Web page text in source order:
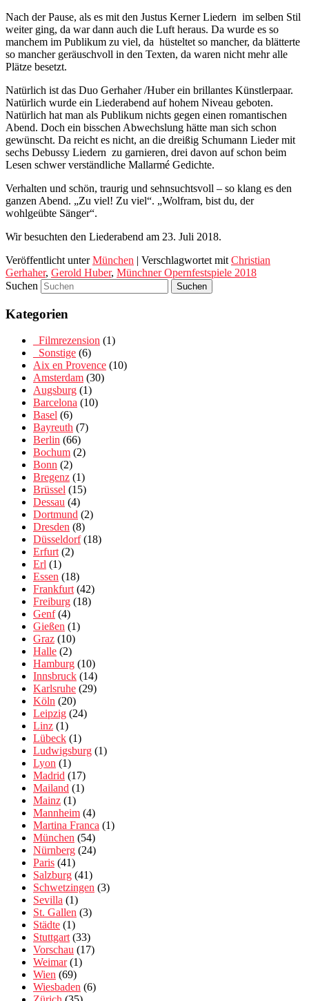
Nach der Pause, als es mit den Justus Kerner Liedern im selben Stil
weiter ging, da war dann auch die Luft heraus. Da wurde es so
manchem im Publikum zu viel, da hüsteltet so mancher, da blätterte
so mancher geräuschvoll in den Texten, da waren nicht mehr alle
Plätze besetzt.
Natürlich ist das Duo Gerhaher /Huber ein brillantes Künstlerpaar.
Natürlich wurde ein Liederabend auf hohem Niveau geboten.
Natürlich hat man als Publikum nichts gegen einen romantischen
Abend. Doch ein bisschen Abwechslung hätte man sich schon
gewünscht. Da reicht es nicht, an die dreißig Schumann Lieder mit
sechs Debussy Liedern zu garnieren, drei davon auf schon beim
Lesen schwer verständliche Mallarmé Gedichte.
Verhalten und schön, traurig und sehnsuchtsvoll – so klang es den
ganzen Abend. „Zu viel! Zu viel“. „Wolfram, bist du, der
wohlgeübte Sänger“.
Wir besuchten den Liederabend am 23. Juli 2018.
Veröffentlicht unter München | Verschlagwortet mit Christian
Gerhaher, Gerold Huber, Münchner Opernfestspiele 2018
Suchen
Kategorien
_Filmrezension (1)
_Sonstige (6)
Aix en Provence (10)
Amsterdam (30)
Augsburg (1)
Barcelona (10)
Basel (6)
Bayreuth (7)
Berlin (66)
Bochum (2)
Bonn (2)
Bregenz (1)
Brüssel (15)
Dessau (4)
Dortmund (2)
Dresden (8)
Düsseldorf(18)
Erfurt (2)
Erl (1)
Essen (18)
Frankfurt (42)
Freiburg (18)
Genf(4)
Gießen (1)
Graz (10)
Halle (2)
Hamburg (10)
Innsbruck (14)
Karlsruhe (29)
Köln (20)
Leipzig (24)
Linz (1)
Lübeck (1)
Ludwigsburg (1)
Lyon (1)
Madrid (17)
Mailand (1)
Mainz (1)
Mannheim (4)
Martina Franca (1)
München (54)
Nürnberg (24)
Paris (41)
Salzburg (41)
Schwetzingen (3)
Sevilla (1)
St. Gallen (3)
Städte (1)
Stuttgart (33)
Vorschau (17)
Weimar(1)
Wien (69)
Wiesbaden (6)